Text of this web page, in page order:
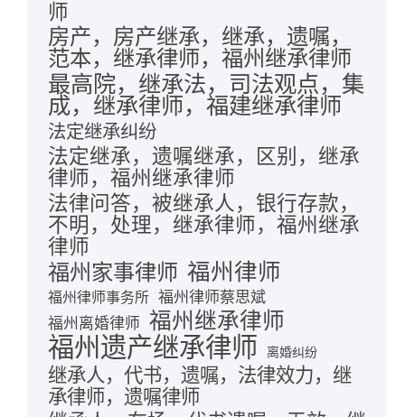
师
房产，房产继承，继承，遗嘱，
范本，继承律师，福州继承律师
最高院，继承法，司法观点，集
成，继承律师，福建继承律师
法定继承纠纷
法定继承，遗嘱继承，区别，继承
律师，福州继承律师
法律问答，被继承人，银行存款，
不明，处理，继承律师，福州继承
律师
福州家事律师 福州律师
福州律师事务所 福州律师蔡思斌
福州离婚律师 福州继承律师
福州遗产继承律师 离婚纠纷
继承人，代书，遗嘱，法律效力，继
承律师，遗嘱律师